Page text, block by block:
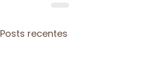
Posts recentes